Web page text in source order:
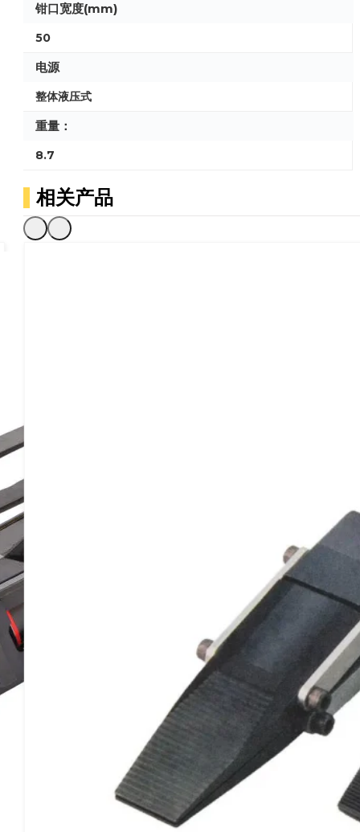
钳口宽度(mm)
50
电源
整体液压式
重量：
8.7
相关产品